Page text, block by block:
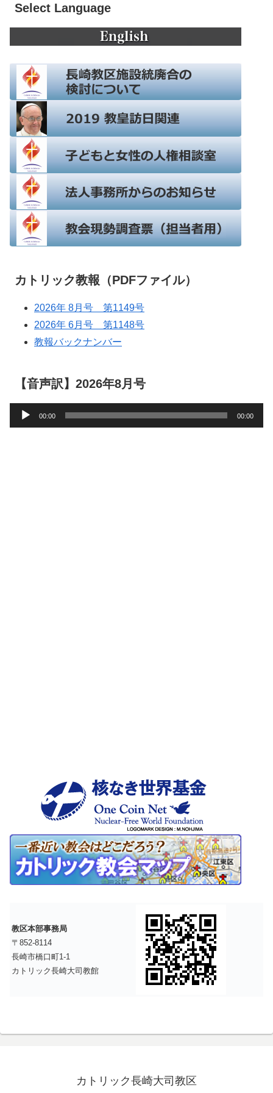
Select Language
カトリック教報（PDFファイル）
2026年 8月号 第1149号
2026年 6月号 第1148号
教報バックナンバー
【音声訳】2026年8月号
声
00:00 00:00
教区本部事務局
〒852-8114
長崎市橋口町1-1
カトリック長崎大司教館
カトリック長崎大司教区